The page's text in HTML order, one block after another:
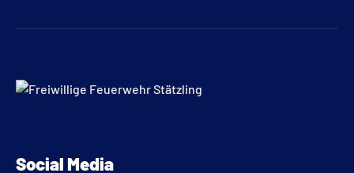
Social Media